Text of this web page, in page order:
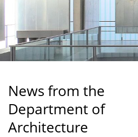
News from the
Department of
Architecture